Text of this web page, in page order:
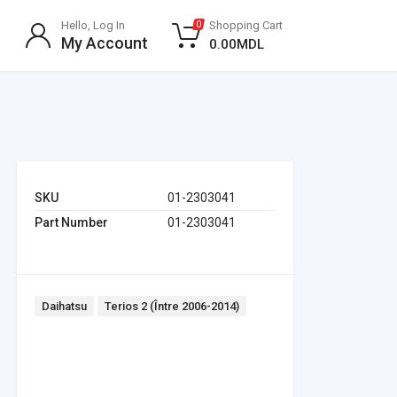
Hello, Log In
My Account
0 Shopping Cart
0.00MDL
SKU
01-2303041
Part Number
01-2303041
Tags:
Daihatsu Terios 2 (Între 2006-2014)